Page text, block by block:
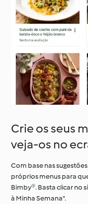
Crie os seus
veja-os no
Com base nas
próprios menus para
Bimby®. Basta clicar no
à Minha Semana".